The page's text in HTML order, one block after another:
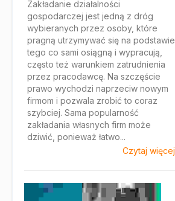
Zakładanie działalności
gospodarczej jest jedną z dróg
wybieranych przez osoby, które
pragną utrzymywać się na podstawie
tego co sami osiągną i wypracują,
często też warunkiem zatrudnienia
przez pracodawcę. Na szczęście
prawo wychodzi naprzeciw nowym
firmom i pozwala zrobić to coraz
szybciej. Sama popularność
zakładania własnych firm może
dziwić, ponieważ łatwo...
Czytaj więcej